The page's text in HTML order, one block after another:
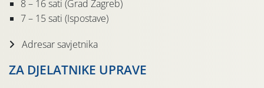
8 – 16 sati (Grad Zagreb)
7 – 15 sati (Ispostave)
Adresar savjetnika
ZA DJELATNIKE UPRAVE